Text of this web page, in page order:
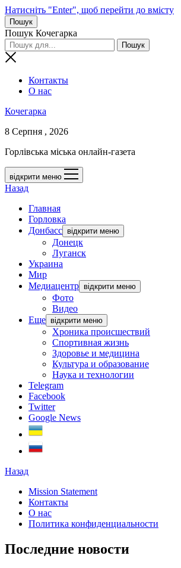
Натисніть "Enter", щоб перейти до вмісту
Пошук
Пошук Кочегарка
Контакты
О нас
Кочегарка
8 Серпня , 2026
Горлівська міська онлайн-газета
відкрити меню
Назад
Главная
Горловка
Донбасс відкрити меню
Донецк
Луганск
Украина
Мир
Медиацентр відкрити меню
Фото
Видео
Еще відкрити меню
Хроника происшествий
Спортивная жизнь
Здоровье и медицина
Культура и образование
Наука и технологии
Telegram
Facebook
Twitter
Google News
Назад
Mission Statement
Контакты
О нас
Политика конфиденциальности
Последние новости